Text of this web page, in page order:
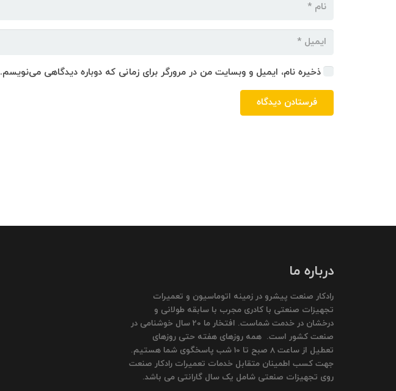
ذخیره نام، ایمیل و وبسایت من در مرورگر برای زمانی که دوباره دیدگاهی می‌نویسم.
فرستادن دیدگاه
درباره ما
رادکار صنعت پیشرو در زمینه اتوماسیون و تعمیرات
تجهیزات صنعتی با کادری مجرب با سابقه طولانی و
درخشان در خدمت شماست. افتخار ما 20 سال خوشنامی در
صنعت کشور است. همه روزهای هفته حتی روزهای
تعطیل از ساعت 8 صبح تا 10 شب پاسخگوی شما هستیم.
جهت کسب اطمینان متقابل خدمات تعمیرات رادکار صنعت
روی تجهیزات صنعتی شامل یک سال گارانتی می باشد.